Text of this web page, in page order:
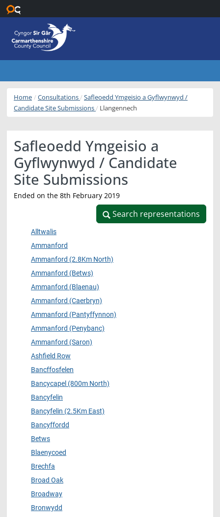
Home Consultations
Safleoedd Ymgeisio a Gyflwynwyd /
Candidate Site Submissions
Llangennech
Safleoedd Ymgeisio a
Gyflwynwyd / Candidate
Site Submissions
Ended on the 8th February 2019
Search representations
Search representations
Alltwalis
Ammanford
Ammanford (2.8Km North)
Ammanford (Betws)
Ammanford (Blaenau)
Ammanford (Caerbryn)
Ammanford (Pantyffynnon)
Ammanford (Penybanc)
Ammanford (Saron)
Ashfield Row
Bancffosfelen
Bancycapel (800m North)
Bancyfelin
Bancyfelin (2.5Km East)
Bancyffordd
Betws
Blaenycoed
Brechfa
Broad Oak
Broadway
Bronwydd